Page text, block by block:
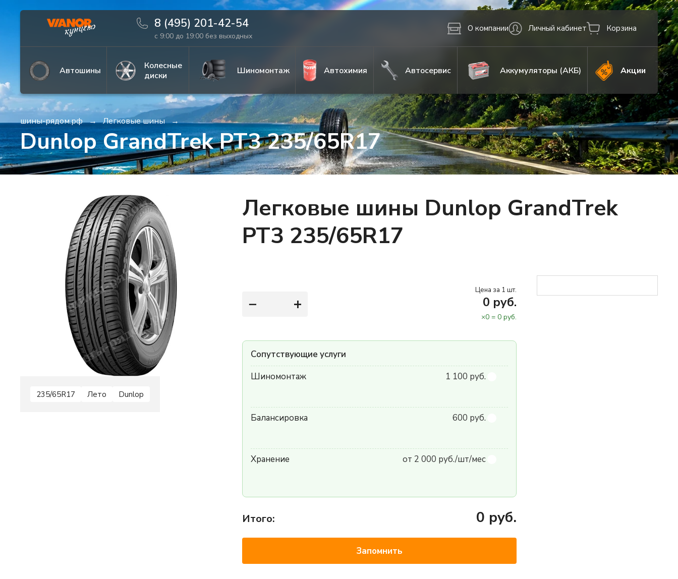
8 (495) 201-42-54
с 9:00 до 19:00 без выходных
О компании Личный кабинет Корзина
Автошины
Колесные
диски
Шиномонтаж Автохимия Автосервис Аккумуляторы (АКБ) Акции
шины-рядом.рф Легковые шины
Dunlop GrandTrek PT3 235/65R17
235/65R17 Лето Dunlop
Легковые шины Dunlop GrandTrek
PT3 235/65R17
− +
Цена за 1 шт.
0 руб.
×0 = 0 руб.
Сопутствующие услуги
Шиномонтаж
1 100 руб.
Балансировка 600 руб.
Хранение от 2 000 руб./шт/мес
Итого: 0 руб.
Запомнить
Информация Фото товара